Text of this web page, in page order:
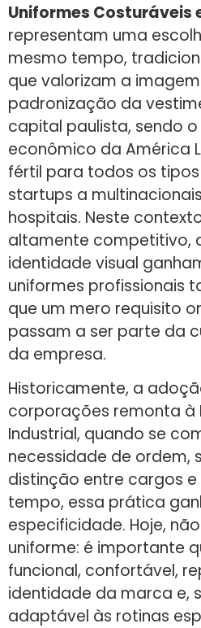
Uniformes Costuráveis
representam uma
mesmo tempo,
que valorizam a
padronização da
capital paulista, sendo
econômico da América
fértil para todos os
startups a
hospitais. Neste
altamente competitivo,
identidade visual
uniformes profissionais
que um mero requisito
passam a ser parte da
da empresa.
Historicamente, a
corporações remonta à
Industrial, quando se
necessidade de ordem,
distinção entre cargos
tempo, essa prática
especificidade. Hoje,
uniforme: é importante
funcional, confortável,
identidade da marca e,
adaptável às rotinas